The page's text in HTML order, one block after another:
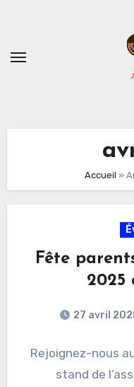
Accueil »
Fête
2025
27 avril
Rejoignez-nous
stand de